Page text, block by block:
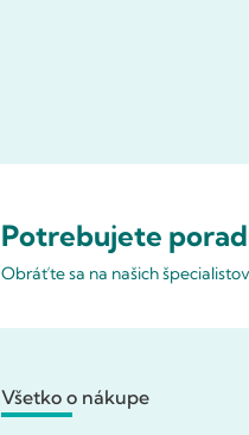
Potrebujete
Obráťte sa na našich
Všetko o nákupe